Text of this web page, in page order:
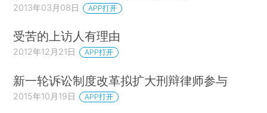
2013年03月08日 APP打开
受苦的上访人有理由
2012年12月21日 APP打开
新一轮诉讼制度改革拟扩大刑辩律师参与
2015年10月19日 APP打开